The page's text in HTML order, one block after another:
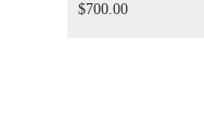
$700.00